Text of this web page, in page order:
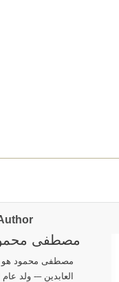
مصطفى
مصطفى محمود هو